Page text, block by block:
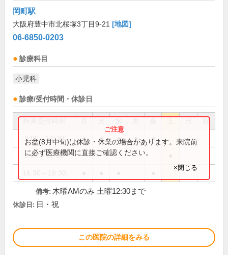
岡町駅
大阪府豊中市北桜塚3丁目9-21 [地図]
06-6850-0203
診療科目
小児科
診療/受付時間・休診日
祝
9:00～11:30 ● ● ● ● ●
9:00～12:30
お盆(8月中旬)は休診・休業の場合があります。来院前
に必ず医療機関に直接ご確認ください。
×閉じる
備考: 木曜AMのみ 土曜12:30まで
休診日: 日・祝
この医院の詳細をみる